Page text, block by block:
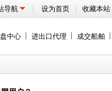
导航 | 设为首页 | 收藏本站
中心 进出口代理 成交船舶